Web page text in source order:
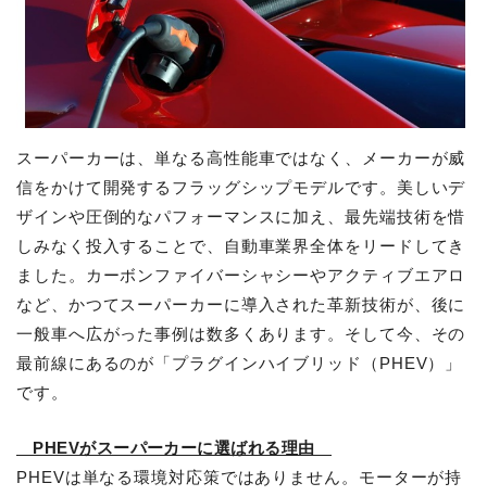
スーパーカーは、単なる高性能車ではなく、メーカーが威
信をかけて開発するフラッグシップモデルです。美しいデ
ザインや圧倒的なパフォーマンスに加え、最先端技術を惜
しみなく投入することで、自動車業界全体をリードしてき
ました。カーボンファイバーシャシーやアクティブエアロ
など、かつてスーパーカーに導入された革新技術が、後に
一般車へ広がった事例は数多くあります。そして今、その
最前線にあるのが「プラグインハイブリッド（PHEV）」
です。
PHEVがスーパーカーに選ばれる理由
PHEVは単なる環境対応策ではありません。モーターが持